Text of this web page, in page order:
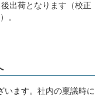
出荷となります（校正
。
います。社内の稟議時に